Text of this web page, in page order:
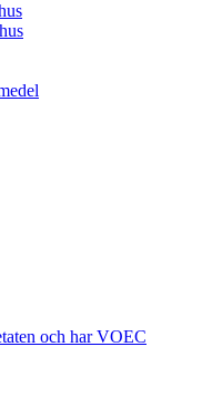
och har VOEC